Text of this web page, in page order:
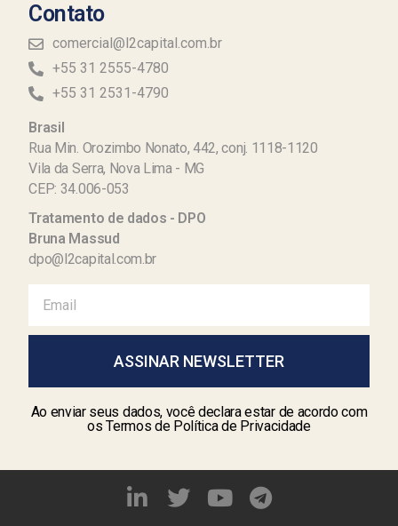
Contato
comercial@l2capital.com.br
+55 31 2555-4780
+55 31 2531-4790
Brasil
Rua Min. Orozimbo Nonato, 442, conj. 1118-1120
Vila da Serra, Nova Lima - MG
CEP: 34.006-053
Tratamento de dados - DPO
Bruna Massud
dpo@l2capital.com.br
ASSINAR NEWSLETTER
Ao enviar seus dados, você declara estar de acordo com
os Termos de Política de Privacidade